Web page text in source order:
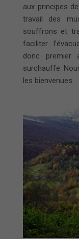
aux principes
travail des
souffrons et
faciliter
donc
surchauffe.
les bienvenues.